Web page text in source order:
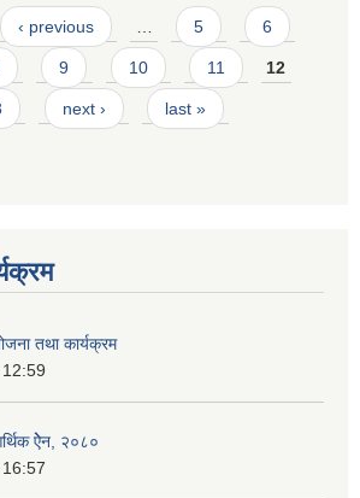
‹ previous 5 6
9 10 11 12
next › last »
तथा कार्यक्रम
ऐेन, २०८०